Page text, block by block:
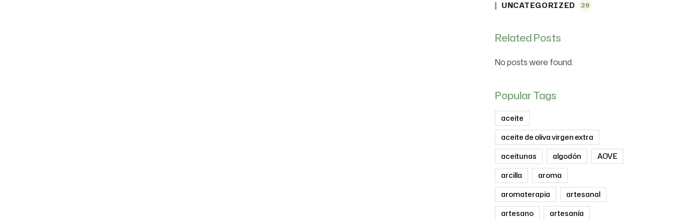
UNCATEGORIZED 20
Related Posts
No posts were found.
Popular Tags
aceite
aceite de oliva virgen extra
aceitunas
algodón
AOVE
arcilla
aroma
aromaterapia
artesanal
artesano
artesanía